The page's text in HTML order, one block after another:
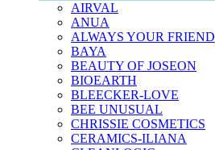
AIRVAL
ANUA
ALWAYS YOUR FRIEND
BAYA
BEAUTY OF JOSEON
BIOEARTH
BLEECKER-LOVE
BEE UNUSUAL
CHRISSIE COSMETICS
CERAMICS-ILIANA